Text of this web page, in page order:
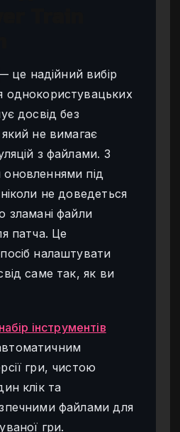
це надійний вибір
однокористувацьких
досвід без
не вимагає
з файлами. З
під
не доведеться
зламані файли
патча. Це
налаштувати
саме так, як ви
інструментів
гри, чистою
клік та
файлами для
гри.